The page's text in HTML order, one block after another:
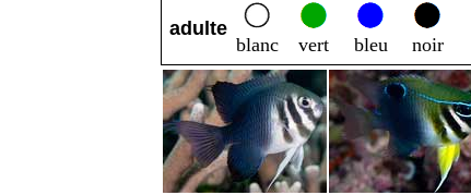
adulte
blanc vert bleu noir